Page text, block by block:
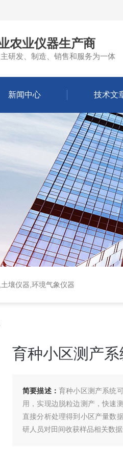
农业仪器生产商
研发、制造、销售和服务为一体
新闻中心 技术文
壤仪器,环境气象仪器
育种小区测产系
简要描述： 育种小区测产系统
用，实现边脱粒边测产，快速
直接分析处理得到小区产量数
研人员对田间收获样品相关数据